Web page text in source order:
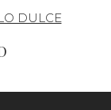
DULCE